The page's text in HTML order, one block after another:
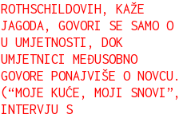
ROTHSCHILDOVIH, KAŽE
JAGODA, GOVORI SE SAMO O
U UMJETNOSTI, DOK
UMJETNICI MEĐUSOBNO
GOVORE PONAJVIŠE O NOVCU.
(“MOJE KUĆE, MOJI SNOVI”,
INTERVJU S